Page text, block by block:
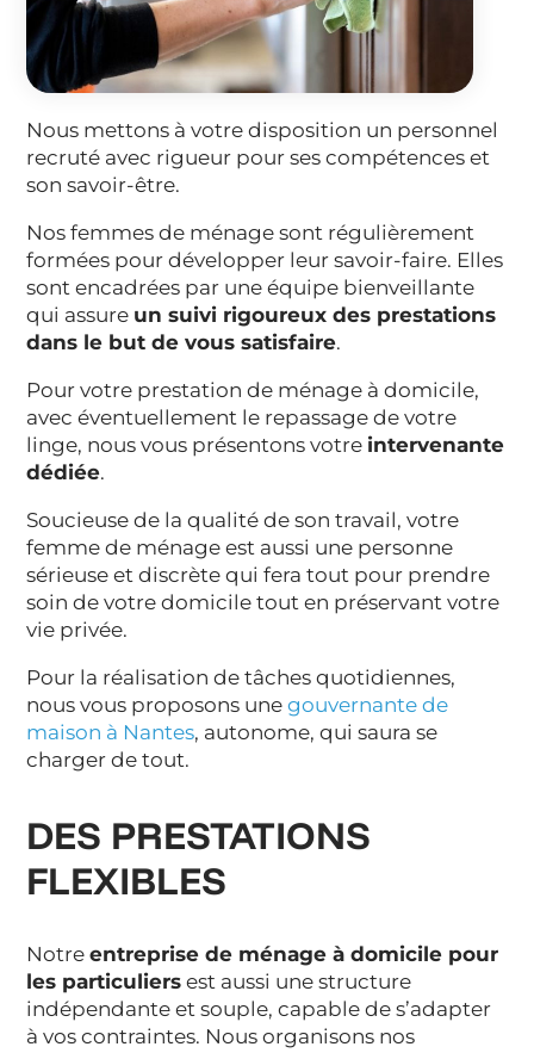
Nous mettons à votre disposition un personnel
recruté avec rigueur pour ses compétences et
son savoir-être.
Nos femmes de ménage sont régulièrement
formées pour développer leur savoir-faire. Elles
sont encadrées par une équipe bienveillante
qui assure un suivi rigoureux des prestations
dans le but de vous satisfaire.
Pour votre prestation de ménage à domicile,
avec éventuellement le repassage de votre
linge, nous vous présentons votre intervenante
dédiée.
Soucieuse de la qualité de son travail, votre
femme de ménage est aussi une personne
sérieuse et discrète qui fera tout pour prendre
soin de votre domicile tout en préservant votre
vie privée.
Pour la réalisation de tâches quotidiennes,
nous vous proposons unegouvernante de
maison à Nantes, autonome, qui saura se
charger de tout.
DES PRESTATIONS
FLEXIBLES
Notreentreprise de ménage à domicile pour
les particuliers est aussi une structure
indépendante et souple, capable de s’adapter
à vos contraintes. Nous organisons nos